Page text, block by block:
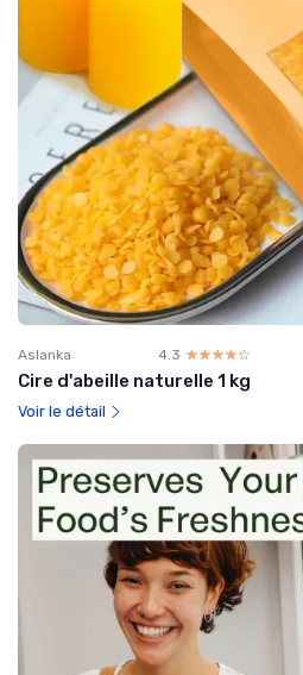
Aslanka 4.3 ☆☆☆☆☆
★★★★★
Cire d'abeille naturelle 1 kg
Voir le détail